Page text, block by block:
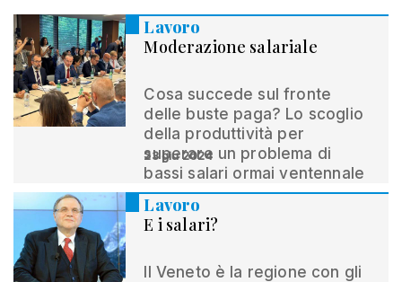
Lavoro
Moderazione salariale
Cosa succede sul fronte
delle buste paga? Lo scoglio
della produttività per
superare un problema di
bassi salari ormai ventennale
23 giu 2024
Lavoro
E i salari?
Il Veneto è la regione con gli